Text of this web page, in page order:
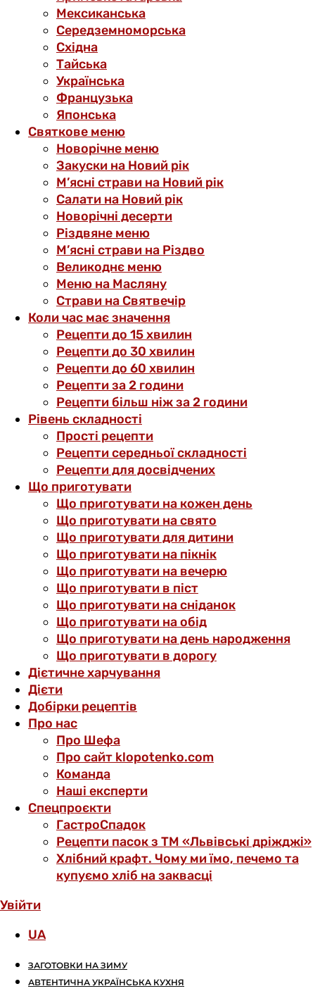
Мексиканська
Середземноморська
Східна
Тайська
Українська
Французька
Японська
Святкове меню
Новорічне меню
Закуски на Новий рік
М’ясні страви на Новий рік
Салати на Новий рік
Новорічні десерти
Різдвяне меню
М’ясні страви на Різдво
Великоднє меню
Меню на Масляну
Страви на Святвечір
Коли час має значення
Рецепти до 15 хвилин
Рецепти до 30 хвилин
Рецепти до 60 хвилин
Рецепти за 2 години
Рецепти більш ніж за 2 години
Рівень складності
Прості рецепти
Рецепти середньої складності
Рецепти для досвідчених
Що приготувати
Що приготувати на кожен день
Що приготувати на свято
Що приготувати для дитини
Що приготувати на пікнік
Що приготувати на вечерю
Що приготувати в піст
Що приготувати на сніданок
Що приготувати на обід
Що приготувати на день народження
Що приготувати в дорогу
Дієтичне харчування
Дієти
Добірки рецептів
Про нас
Про Шефа
Про сайт klopotenko.com
Команда
Наші експерти
Спецпроєкти
ГастроСпадок
Рецепти пасок з ТМ «Львівські дріжджі»
Хлібний крафт. Чому ми їмо, печемо та
купуємо хліб на заквасці
Увійти
UA
ЗАГОТОВКИ НА ЗИМУ
АВТЕНТИЧНА УКРАЇНСЬКА КУХНЯ